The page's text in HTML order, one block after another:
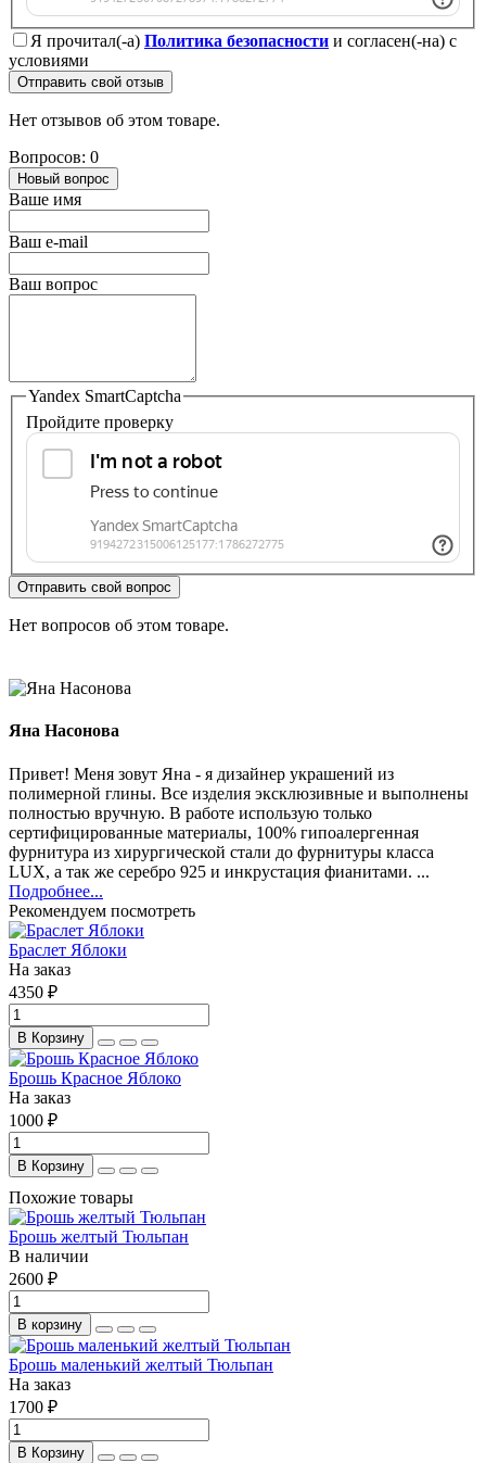
Я прочитал(-а) Политика безопасности и согласен(-на) с
условиями
Отправить свой отзыв
Нет отзывов об этом товаре.
Вопросов: 0
Новый вопрос
Ваше имя
Ваш e-mail
Ваш вопрос
Yandex SmartCaptcha
Пройдите проверку
Отправить свой вопрос
Нет вопросов об этом товаре.
Яна Насонова
Привет! Меня зовут Яна - я дизайнер украшений из
полимерной глины. Все изделия эксклюзивные и выполнены
полностью вручную. В работе использую только
сертифицированные материалы, 100% гипоалергенная
фурнитура из хирургической стали до фурнитуры класса
LUX, а так же серебро 925 и инкрустация фианитами. ...
Подробнее...
Рекомендуем посмотреть
Браслет Яблоки
На заказ
4350 ₽
В Корзину
Брошь Красное Яблоко
На заказ
1000 ₽
В Корзину
Похожие товары
Брошь желтый Тюльпан
В наличии
2600 ₽
В корзину
Брошь маленький желтый Тюльпан
На заказ
1700 ₽
В Корзину